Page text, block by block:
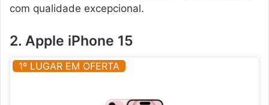
com qualidade excepcional.
2. Apple iPhone 15
1º LUGAR EM OFERTA